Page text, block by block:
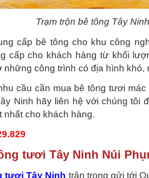
Trạm trộn bê tông Tây
cấp bê tông cho khu công
cấp cho khách hàng từ khối
những công trình có địa hình khó,
cầu cần mua bê tông tươi
Ninh hãy liên hệ với chúng tôi
nhất cho khách hàng.
tươi Tây Ninh Núi
tươi Tây Ninh trân trọng gửi tới